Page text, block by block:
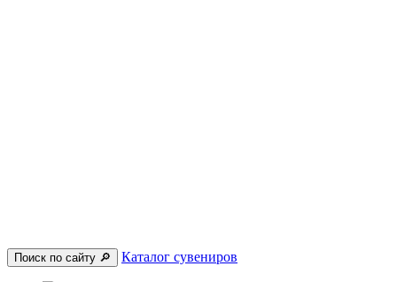
Поиск по сайту 🔎︎ Каталог сувениров